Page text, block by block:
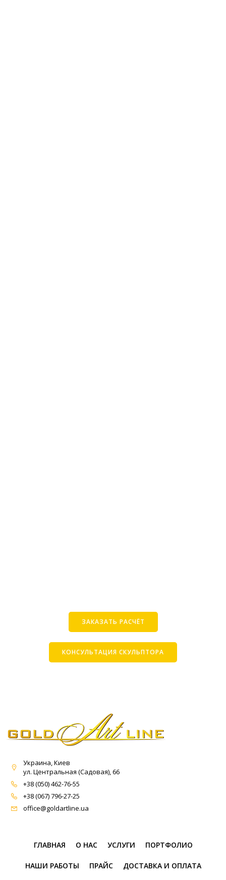
ЗАКАЗАТЬ РАСЧЁТ
КОНСУЛЬТАЦИЯ СКУЛЬПТОРА
Украина, Киев
ул. Центральная (Садовая), 66
+38 (050) 462-76-55
+38 (067) 796-27-25
office@goldartline.ua
ГЛАВНАЯ О НАС УСЛУГИ ПОРТФОЛИО
НАШИ РАБОТЫ ПРАЙС ДОСТАВКА И ОПЛАТА